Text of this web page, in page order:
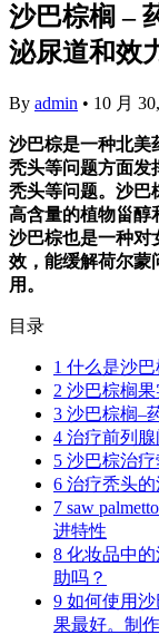
沙巴棕榈 –
泌尿道和效
By admin • 10 月
沙巴棕是一种北美
秃头等问题方面发
秃头等问题。沙巴
高含量的植物甾醇
沙巴棕也是一种对
效，能缓解荷尔蒙
用。
目录
1 什么是沙巴
2 沙巴棕榈
3 沙巴棕榈–
4 治疗前列
5 沙巴棕治
6 治疗秃头
7 saw
进特性
8 化妆品中的
助吗？
9 如何使用
果最好。制